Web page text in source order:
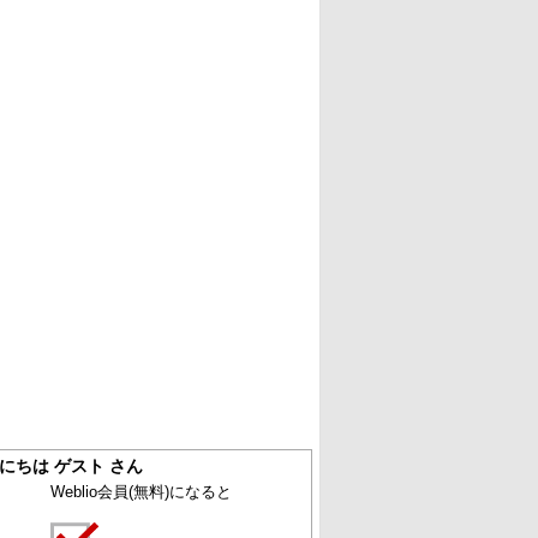
ちは ゲスト さん
Weblio会員(無料)になると